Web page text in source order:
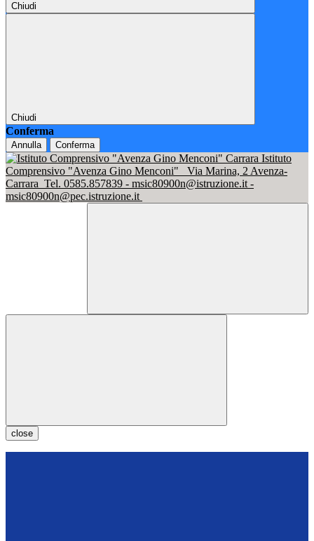
Chiudi
Chiudi
Conferma
Annulla Conferma
Istituto
Comprensivo "Avenza Gino Menconi"
Via Marina, 2 Avenza-
Carrara Tel. 0585.857839 - msic80900n@istruzione.it -
msic80900n@pec.istruzione.it
close